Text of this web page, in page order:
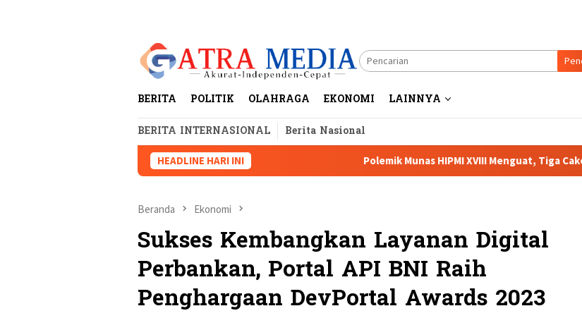
BERITA POLITIK OLAHRAGA EKONOMI LAINNYA
BERITA INTERNASIONAL Berita Nasional
HEADLINE HARI INI Polemik Munas HIPMI XVIII Menguat, Tiga Caketum Soroti
Beranda Ekonomi
Sukses Kembangkan Layanan Digital
Perbankan, Portal API BNI Raih
Penghargaan DevPortal Awards 2023